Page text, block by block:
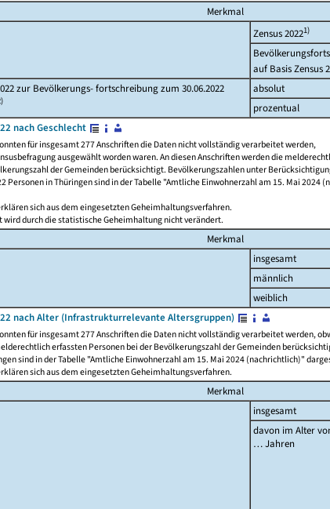
Merkmal
Zensus 20221)
auf Basis Zensus
zur Bevölkerungs- fortschreibung zum 30.06.2022
absolut
prozentual
nach Geschlecht
für insgesamt 277 Anschriften die Daten nicht vollständig verarbeitet werden,
ausgewählt worden waren. An diesen Anschriften werden die
der Gemeinden berücksichtigt. Bevölkerungszahlen unter
Personen in Thüringen sind in der Tabelle "Amtliche Einwohnerzahl am 15. Mai 2024
sich aus dem eingesetzten Geheimhaltungsverfahren.
wird durch die statistische Geheimhaltung nicht verändert.
Merkmal
insgesamt
männlich
weiblich
nach Alter (Infrastrukturrelevante Altersgruppen)
für insgesamt 277 Anschriften die Daten nicht vollständig verarbeitet werden,
erfassten Personen bei der Bevölkerungszahl der Gemeinden
sind in der Tabelle "Amtliche Einwohnerzahl am 15. Mai 2024 (nachrichtlich)"
sich aus dem eingesetzten Geheimhaltungsverfahren.
Merkmal
insgesamt
davon im Alter
… Jahren